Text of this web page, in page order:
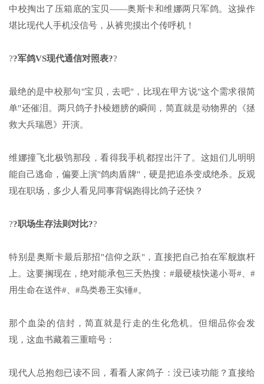
中校掏出了压箱底的宝贝——奥斯卡和维娜两只军鸽。这操作
堪比现代人手机没信号，从裤兜摸出个传呼机！
??军鸽VS现代通信对照表??
最绝的是中校那句"宝贝，去吧"，比现在甲方说"这个需求很简
单"还催泪。两只鸽子扑棱翅膀的瞬间，简直就是动物界的《拯
救大兵瑞恩》开演。
维娜撞飞北极鸮那段，看得我手机都捏出汗了。这姐们儿明明
能自己逃命，偏要上演"鸽肉盾牌"，硬是把追杀变成绝杀。反观
现在职场，多少人看见同事背锅跑得比鸽子还快？
??职场生存法则对比??
特别是奥斯卡最后那招"信仰之跃"，直接把自己拍在军舰旗杆
上。这要搁现在，绝对能承包三天热搜：#最硬核快递小哥#、#
用生命在送件#、#鸟类卷王实锤#。
那个血染的信封，简直就是行走的生化危机。但细品你会发
现，这血书藏着三重暗号：
现代人总抱怨已读不回，看看人家鸽子：没已读功能？直接给